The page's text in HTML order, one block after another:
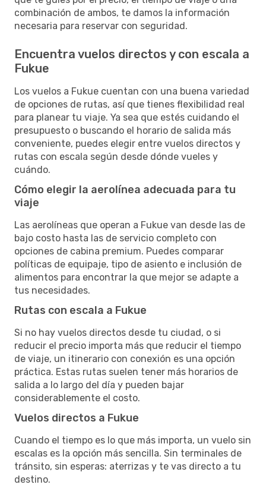
combinación de ambos, te damos la información
necesaria para reservar con seguridad.
Encuentra vuelos directos y con escala a
Fukue
Los vuelos a Fukue cuentan con una buena variedad
de opciones de rutas, así que tienes flexibilidad real
para planear tu viaje. Ya sea que estés cuidando el
presupuesto o buscando el horario de salida más
conveniente, puedes elegir entre vuelos directos y
rutas con escala según desde dónde vueles y
cuándo.
Cómo elegir la aerolínea adecuada para tu
viaje
Las aerolíneas que operan a Fukue van desde las de
bajo costo hasta las de servicio completo con
opciones de cabina premium. Puedes comparar
políticas de equipaje, tipo de asiento e inclusión de
alimentos para encontrar la que mejor se adapte a
tus necesidades.
Rutas con escala a Fukue
Si no hay vuelos directos desde tu ciudad, o si
reducir el precio importa más que reducir el tiempo
de viaje, un itinerario con conexión es una opción
práctica. Estas rutas suelen tener más horarios de
salida a lo largo del día y pueden bajar
considerablemente el costo.
Vuelos directos a Fukue
Cuando el tiempo es lo que más importa, un vuelo sin
escalas es la opción más sencilla. Sin terminales de
tránsito, sin esperas: aterrizas y te vas directo a tu
destino.